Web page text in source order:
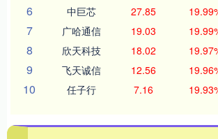
6 中巨芯 27.85
7 广哈通信 19.03
8 欣天科技 18.02
9 飞天诚信 12.56
10 任子行 7.16